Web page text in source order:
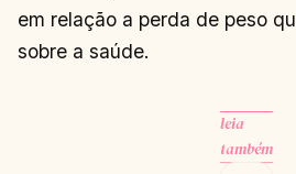
em relação a perda de peso
sobre a saúde.
leia
também